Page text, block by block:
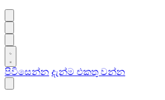
පිවිසෙන්න දැන්ම එකතු වන්න